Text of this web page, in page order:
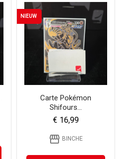
Carte Pokémon
Shifours...
€ 16,99
storefront BINCHE
NIEUW